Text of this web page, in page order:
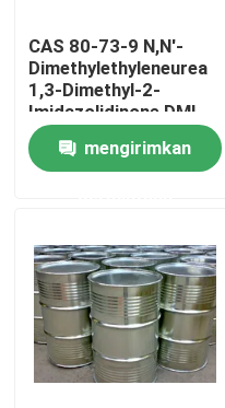
Rumah
Produk
Tur Pabrik
Kontrol kualitas
CAS 80-73-9 N,N'-
Dimethylethyleneurea
1,3-Dimethyl-2-
Imidazolidinone DMI
mengirimkan